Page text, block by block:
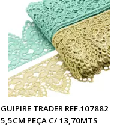
GUIPIRE TRADER REF.107882
5,5CM PEÇA C/ 13,70MTS